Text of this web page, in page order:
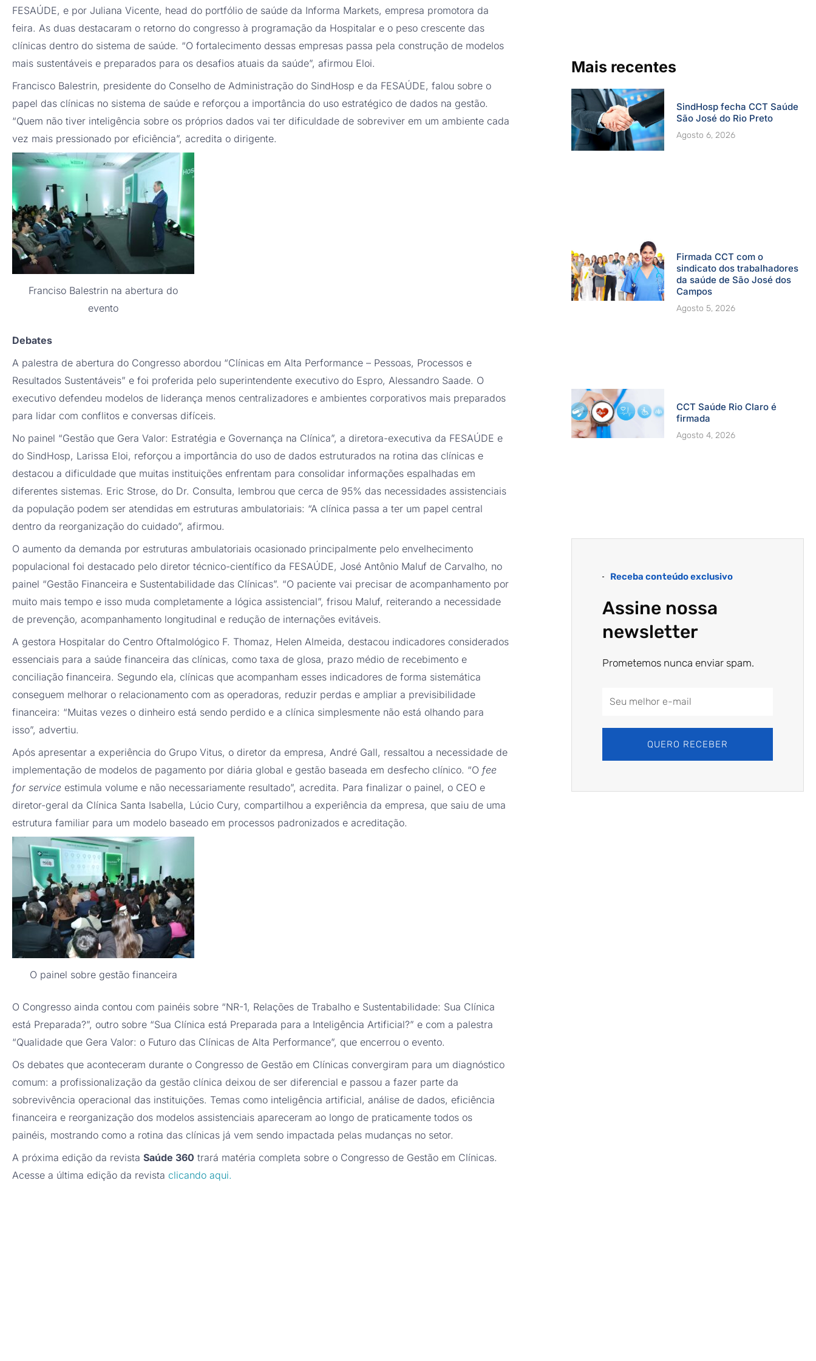
FESAÚDE, e por Juliana Vicente, head do portfólio de saúde da Informa Markets, empresa promotora da
feira. As duas destacaram o retorno do congresso à programação da Hospitalar e o peso crescente das
clínicas dentro do sistema de saúde. “O fortalecimento dessas empresas passa pela construção de modelos
mais sustentáveis e preparados para os desafios atuais da saúde”, afirmou Eloi.
Francisco Balestrin, presidente do Conselho de Administração do SindHosp e da FESAÚDE, falou sobre o
papel das clínicas no sistema de saúde e reforçou a importância do uso estratégico de dados na gestão.
“Quem não tiver inteligência sobre os próprios dados vai ter dificuldade de sobreviver em um ambiente cada
vez mais pressionado por eficiência”, acredita o dirigente.
Franciso Balestrin na abertura do
evento
Debates
A palestra de abertura do Congresso abordou “Clínicas em Alta Performance – Pessoas, Processos e
Resultados Sustentáveis” e foi proferida pelo superintendente executivo do Espro, Alessandro Saade. O
executivo defendeu modelos de liderança menos centralizadores e ambientes corporativos mais preparados
para lidar com conflitos e conversas difíceis.
No painel “Gestão que Gera Valor: Estratégia e Governança na Clínica”, a diretora-executiva da FESAÚDE e
do SindHosp, Larissa Eloi, reforçou a importância do uso de dados estruturados na rotina das clínicas e
destacou a dificuldade que muitas instituições enfrentam para consolidar informações espalhadas em
diferentes sistemas. Eric Strose, do Dr. Consulta, lembrou que cerca de 95% das necessidades assistenciais
da população podem ser atendidas em estruturas ambulatoriais: “A clínica passa a ter um papel central
dentro da reorganização do cuidado”, afirmou.
O aumento da demanda por estruturas ambulatoriais ocasionado principalmente pelo envelhecimento
populacional foi destacado pelo diretor técnico-científico da FESAÚDE, José Antônio Maluf de Carvalho, no
painel “Gestão Financeira e Sustentabilidade das Clínicas”. “O paciente vai precisar de acompanhamento por
muito mais tempo e isso muda completamente a lógica assistencial”, frisou Maluf, reiterando a necessidade
de prevenção, acompanhamento longitudinal e redução de internações evitáveis.
A gestora Hospitalar do Centro Oftalmológico F. Thomaz, Helen Almeida, destacou indicadores considerados
essenciais para a saúde financeira das clínicas, como taxa de glosa, prazo médio de recebimento e
conciliação financeira. Segundo ela, clínicas que acompanham esses indicadores de forma sistemática
conseguem melhorar o relacionamento com as operadoras, reduzir perdas e ampliar a previsibilidade
financeira: “Muitas vezes o dinheiro está sendo perdido e a clínica simplesmente não está olhando para
isso”, advertiu.
Após apresentar a experiência do Grupo Vitus, o diretor da empresa, André Gall, ressaltou a necessidade de
implementação de modelos de pagamento por diária global e gestão baseada em desfecho clínico. “O fee
for service estimula volume e não necessariamente resultado”, acredita. Para finalizar o painel, o CEO e
diretor-geral da Clínica Santa Isabella, Lúcio Cury, compartilhou a experiência da empresa, que saiu de uma
estrutura familiar para um modelo baseado em processos padronizados e acreditação.
O painel sobre gestão financeira
O Congresso ainda contou com painéis sobre “NR-1, Relações de Trabalho e Sustentabilidade: Sua Clínica
está Preparada?”, outro sobre “Sua Clínica está Preparada para a Inteligência Artificial?” e com a palestra
“Qualidade que Gera Valor: o Futuro das Clínicas de Alta Performance”, que encerrou o evento.
Os debates que aconteceram durante o Congresso de Gestão em Clínicas convergiram para um diagnóstico
comum: a profissionalização da gestão clínica deixou de ser diferencial e passou a fazer parte da
sobrevivência operacional das instituições. Temas como inteligência artificial, análise de dados, eficiência
financeira e reorganização dos modelos assistenciais apareceram ao longo de praticamente todos os
painéis, mostrando como a rotina das clínicas já vem sendo impactada pelas mudanças no setor.
A próxima edição da revista Saúde 360 trará matéria completa sobre o Congresso de Gestão em Clínicas.
Acesse a última edição da revista clicando aqui.
Mais recentes
SindHosp fecha CCT Saúde
São José do Rio Preto
Agosto 6, 2026
Firmada CCT com o
sindicato dos trabalhadores
da saúde de São José dos
Campos
Agosto 5, 2026
CCT Saúde Rio Claro é
firmada
Agosto 4, 2026
Receba conteúdo exclusivo
Assine nossa
newsletter
Prometemos nunca enviar spam.
Email
QUERO RECEBER